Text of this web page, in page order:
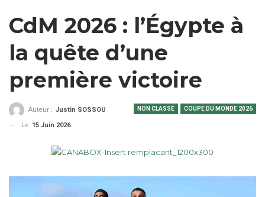
CdM 2026 : l’Égypte à
la quête d’une
première victoire
NON CLASSÉ COUPE DU MONDE 2026
Auteur : Justin SOSSOU
Le 15 Juin 2026